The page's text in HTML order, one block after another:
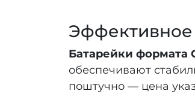
Эффективное
Батарейки формата
обеспечивают
поштучно — цена